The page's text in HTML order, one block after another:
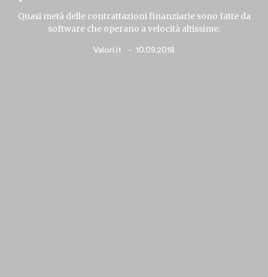
Quasi metà delle contrattazioni finanziarie sono fatte da
software che operano a velocità altissime.
Valori.it 10.09.2018